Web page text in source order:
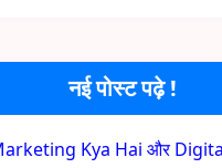
नई पोस्ट पढ़े !
Kya Hai और